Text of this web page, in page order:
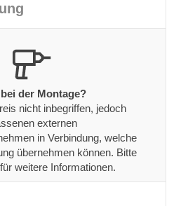
der Montage?
nicht inbegriffen, jedoch
externen
in Verbindung, welche
übernehmen können. Bitte
weitere Informationen.